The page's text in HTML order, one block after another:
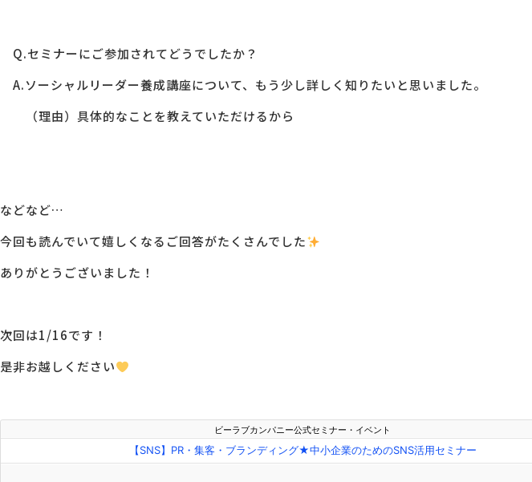
Q.セミナーにご参加されてどうでしたか？
A.ソーシャルリーダー養成講座について、もう少し詳しく知りたいと思いました。
（理由）具体的なことを教えていただけるから
などなど…
今回も読んでいて嬉しくなるご回答がたくさんでした
ありがとうございました！
次回は1/16です！
是非お越しください